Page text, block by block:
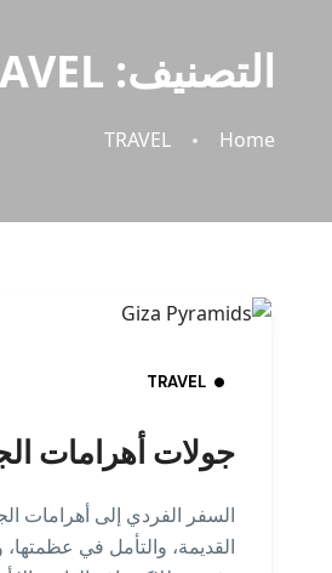
التصنيف:
Home
TRAVEL
TRAVEL
جولات أهرامات
السفر الفردي إلى أهرامات
القديمة، والتأمل في